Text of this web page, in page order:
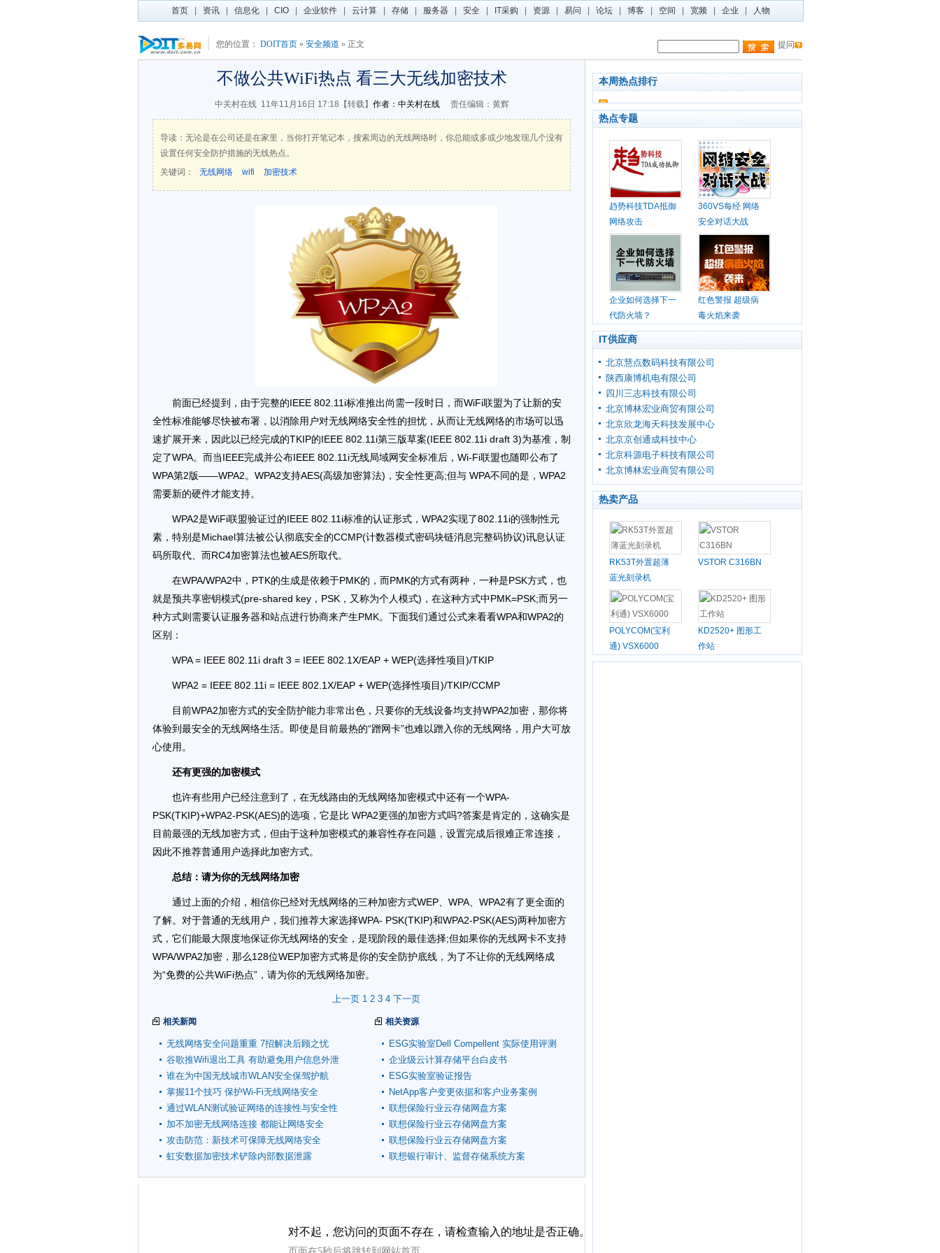
首页 资讯 信息化 CIO 企业软件 云计算 存储 服务器 安全 IT采购 资源 易问 论坛 博客 空间 宽频 企业 人物
您的位置： DOIT首页 » 安全频道 » 正文 提问
不做公共WiFi热点 看三大无线加密技术
中关村在线 11年11月16日 17:18【转载】 作者：中关村在线 责任编辑：黄辉
导读：无论是在公司还是在家里，当你打开笔记本，搜索周边的无线网络时，你总能或多或少地发现几个没有
设置任何安全防护措施的无线热点。
关键词：
无线网络 wifi 加密技术
前面已经提到，由于完整的IEEE 802.11i标准推出尚需一段时日，而WiFi联盟为了让新的安
全性标准能够尽快被布署，以消除用户对无线网络安全性的担忧，从而让无线网络的市场可以迅
速扩展开来，因此以已经完成的TKIP的IEEE 802.11i第三版草案(IEEE 802.11i draft 3)为基准，制
定了WPA。而当IEEE完成并公布IEEE 802.11i无线局域网安全标准后，Wi-Fi联盟也随即公布了
WPA第2版——WPA2。WPA2支持AES(高级加密算法)，安全性更高;但与 WPA不同的是，WPA2
需要新的硬件才能支持。
WPA2是WiFi联盟验证过的IEEE 802.11i标准的认证形式，WPA2实现了802.11i的强制性元
素，特别是Michael算法被公认彻底安全的CCMP(计数器模式密码块链消息完整码协议)讯息认证
码所取代、而RC4加密算法也被AES所取代。
在WPA/WPA2中，PTK的生成是依赖于PMK的，而PMK的方式有两种，一种是PSK方式，也
就是预共享密钥模式(pre-shared key，PSK，又称为个人模式)，在这种方式中PMK=PSK;而另一
种方式则需要认证服务器和站点进行协商来产生PMK。下面我们通过公式来看看WPA和WPA2的
区别：
WPA = IEEE 802.11i draft 3 = IEEE 802.1X/EAP + WEP(选择性项目)/TKIP
WPA2 = IEEE 802.11i = IEEE 802.1X/EAP + WEP(选择性项目)/TKIP/CCMP
目前WPA2加密方式的安全防护能力非常出色，只要你的无线设备均支持WPA2加密，那你将
体验到最安全的无线网络生活。即使是目前最热的“蹭网卡”也难以蹭入你的无线网络，用户大可放
心使用。
还有更强的加密模式
也许有些用户已经注意到了，在无线路由的无线网络加密模式中还有一个WPA-
PSK(TKIP)+WPA2-PSK(AES)的选项，它是比 WPA2更强的加密方式吗?答案是肯定的，这确实是
目前最强的无线加密方式，但由于这种加密模式的兼容性存在问题，设置完成后很难正常连接，
因此不推荐普通用户选择此加密方式。
总结：请为你的无线网络加密
通过上面的介绍，相信你已经对无线网络的三种加密方式WEP、WPA、WPA2有了更全面的
了解。对于普通的无线用户，我们推荐大家选择WPA- PSK(TKIP)和WPA2-PSK(AES)两种加密方
式，它们能最大限度地保证你无线网络的安全，是现阶段的最佳选择;但如果你的无线网卡不支持
WPA/WPA2加密，那么128位WEP加密方式将是你的安全防护底线，为了不让你的无线网络成
为“免费的公共WiFi热点”，请为你的无线网络加密。
上一页 1 2 3 4 下一页
相关新闻
无线网络安全问题重重 7招解决后顾之忧
谷歌推Wifi退出工具 有助避免用户信息外泄
谁在为中国无线城市WLAN安全保驾护航
掌握11个技巧 保护Wi-Fi无线网络安全
通过WLAN测试验证网络的连接性与安全性
加不加密无线网络连接 都能让网络安全
攻击防范：新技术可保障无线网络安全
虹安数据加密技术铲除内部数据泄露
相关资源
ESG实验室Dell Compellent 实际使用评测
企业级云计算存储平台白皮书
ESG实验室验证报告
NetApp客户变更依据和客户业务案例
联想保险行业云存储网盘方案
联想保险行业云存储网盘方案
联想保险行业云存储网盘方案
联想银行审计、监督存储系统方案
本周热点排行
热点专题
趋势科技TDA抵御
网络攻击
360VS每经 网络
安全对话大战
企业如何选择下一
代防火墙？
红色警报 超级病
毒火焰来袭
IT供应商
北京慧点数码科技有限公司
陕西康博机电有限公司
四川三志科技有限公司
北京博林宏业商贸有限公司
北京欣龙海天科技发展中心
北京京创通成科技中心
北京科源电子科技有限公司
北京博林宏业商贸有限公司
热卖产品
RK53T外置超薄
蓝光刻录机
VSTOR C316BN
POLYCOM(宝利
通) VSX6000
KD2520+ 图形工
作站